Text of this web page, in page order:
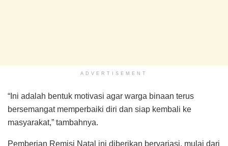
ADVERTISEMENT
“Ini adalah bentuk motivasi agar warga binaan terus
bersemangat memperbaiki diri dan siap kembali ke
masyarakat,” tambahnya.
Pemberian Remisi Natal ini diberikan bervariasi, mulai dari